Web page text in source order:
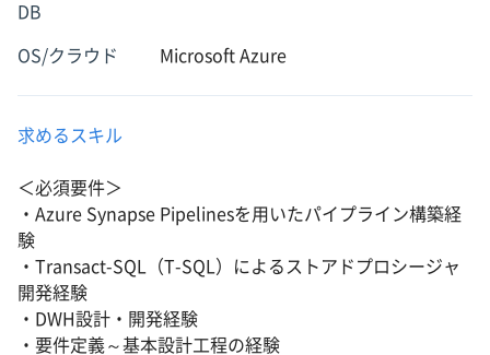
DB
OS/クラウド Microsoft Azure
求めるスキル
＜必須要件＞
・Azure Synapse Pipelinesを用いたパイプライン構築経
験
・Transact-SQL（T-SQL）によるストアドプロシージャ
開発経験
・DWH設計・開発経験
・要件定義～基本設計工程の経験